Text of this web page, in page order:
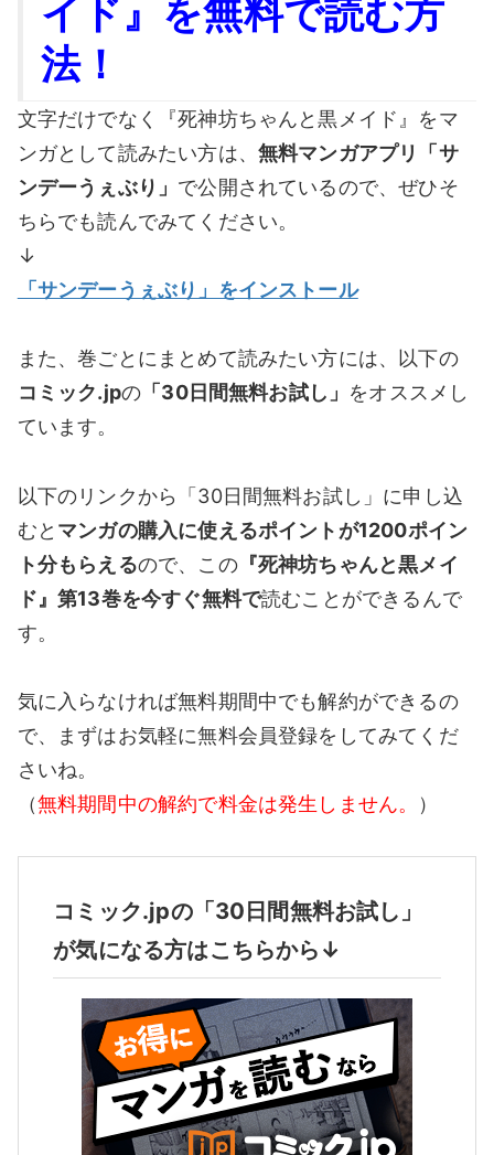
イド』を無料で読む方
法！
文字だけでなく『死神坊ちゃんと黒メイド』をマ
ンガとして読みたい方は、 無料マンガアプリ「サ
ンデーうぇぶり」 で公開されているので、ぜひそ
ちらでも読んでみてください。
↓
「サンデーうぇぶり」をインストール
また、巻ごとにまとめて読みたい方には、以下の
コミック.jpの 「30日間無料お試し」 をオススメし
ています。
以下のリンクから「30日間無料お試し」に申し込
むと マンガの購入に使えるポイントが1200ポイン
ト分もらえるので、この『死神坊ちゃんと黒メイ
ド』第13巻を今すぐ無料で読むことができるんで
す。
気に入らなければ無料期間中でも解約ができるの
で、まずはお気軽に無料会員登録をしてみてくだ
さいね。
（無料期間中の解約で料金は発生しません。 ）
コミック.jpの「30日間無料お試し」
が気になる方はこちらから↓